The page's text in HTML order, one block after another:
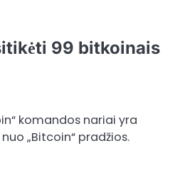
99 bitkoinais
komandos nariai yra
„Bitcoin“ pradžios.